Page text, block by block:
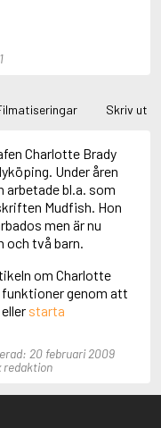
Skriv ut
Charlotte Brady
Under åren
arbetade bl.a. som
Mudfish. Hon
men är nu
och två barn.
om Charlotte
funktioner genom att
eller starta
20 februari 2009
redaktion